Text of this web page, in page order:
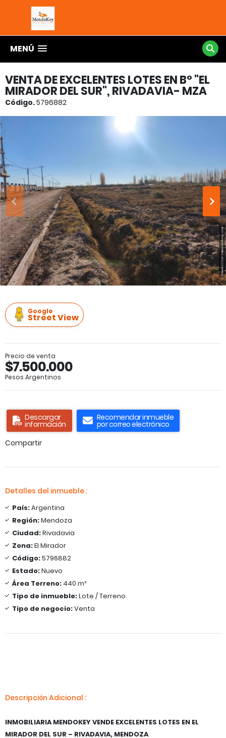
MENÚ
VENTA DE EXCELENTES LOTES EN B° "EL
MIRADOR DEL SUR", RIVADAVIA- MZA
Código.5796882
Google
Street View
Precio de venta
$7.500.000
Pesos Argentinos
Descargar
información
Recomendar inmueble
por correo electrónico
Compartir
Detalles del inmueble :
País:Argentina
Región:Mendoza
Ciudad:Rivadavia
Zona:El Mirador
Código:5796882
Estado:Nuevo
Área Terreno: 440 m²
Tipo de inmueble:Lote / Terreno
Tipo de negocio:Venta
Descripción Adicional :
INMOBILIARIA MENDOKEY VENDE EXCELENTES LOTES EN EL
MIRADOR DEL SUR – RIVADAVIA, MENDOZA